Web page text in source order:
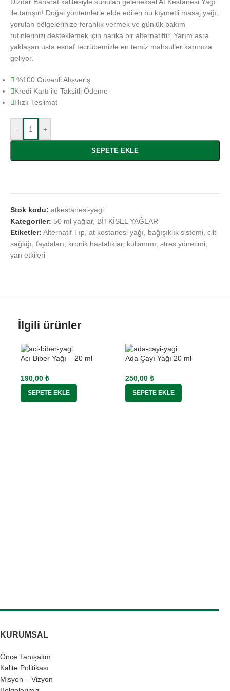
ile tanışın! Doğal yöntemlerle elde edilen bu kıymetli masaj yağı,
yorulan bölgelerinize ferahlık vermek ve günlük bakım
rutinlerinizi desteklemek için harika bir alternatiftir. Yarım asra
yaklaşan usta esnaf tecrübemizle en temiz mahsuller kapınıza
geliyor.
%100 Güvenli Alışveriş
Kredi Kartı ile Taksitli Ödeme
Hızlı Teslimat
- +
SEPETE EKLE
Stok kodu: atkestanesi-yagi
Kategoriler: 50 ml yağlar, BİTKİSEL YAĞLAR
Etiketler: Alternatif Tıp at kestanesi yağı bağışıklık sistemi cilt
sağlığı faydaları kronik hastalıklar, kullanımı stres yönetimi
yan etkileri
İlgili ürünler
Acı Biber Yağı – 20 ml
190,00 ₺
SEPETE EKLE
Ada Çayı Yağı 20 ml
250,00 ₺
SEPETE EKLE
KURUMSAL
Önce Tanışalım
Kalite Politikası
Misyon – Vizyon